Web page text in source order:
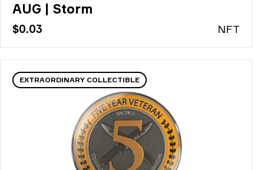
AUG | Storm
$0.03 NFT
EXTRAORDINARY COLLECTIBLE